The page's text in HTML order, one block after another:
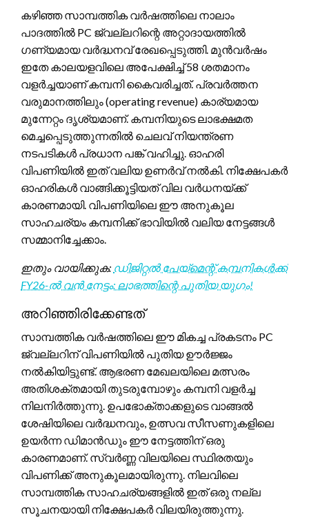
കഴിഞ്ഞ സാമ്പത്തിക വർഷത്തിലെ നാലാം
പാദത്തിൽ PC ജ്വല്ലറിന്റെ അറ്റാദായത്തിൽ
ഗണ്യമായ വർദ്ധനവ് രേഖപ്പെടുത്തി. മുൻവർഷം
ഇതേ കാലയളവിലെ അപേക്ഷിച്ച് 58 ശതമാനം
വളർച്ചയാണ് കമ്പനി കൈവരിച്ചത്. പ്രവർത്തന
വരുമാനത്തിലും (operating revenue) കാര്യമായ
മുന്നേറ്റം ദൃശ്യമാണ്. കമ്പനിയുടെ ലാഭക്ഷമത
മെച്ചപ്പെടുത്തുന്നതിൽ ചെലവ് നിയന്ത്രണ
നടപടികൾ പ്രധാന പങ്ക് വഹിച്ചു. ഓഹരി
വിപണിയിൽ ഇത് വലിയ ഉണർവ് നൽകി. നിക്ഷേപകർ
ഓഹരികൾ വാങ്ങിക്കൂട്ടിയത് വില വർധനയ്ക്ക്
കാരണമായി. വിപണിയിലെ ഈ അനുകൂല
സാഹചര്യം കമ്പനിക്ക് ഭാവിയിൽ വലിയ നേട്ടങ്ങൾ
സമ്മാനിച്ചേക്കാം.
ഇതും വായിക്കുക: ഡിജിറ്റൽ പേയ്മെന്റ് കമ്പനികൾക്ക്
FY26-ൽ വൻ നേട്ടം: ലാഭത്തിന്റെ പുതിയ യുഗം!
അറിഞ്ഞിരിക്കേണ്ടത്
സാമ്പത്തിക വർഷത്തിലെ ഈ മികച്ച പ്രകടനം PC
ജ്വല്ലറിന് വിപണിയിൽ പുതിയ ഊർജ്ജം
നൽകിയിട്ടുണ്ട്. ആഭരണ മേഖലയിലെ മത്സരം
അതിശക്തമായി തുടരുമ്പോഴും കമ്പനി വളർച്ച
നിലനിർത്തുന്നു. ഉപഭോക്താക്കളുടെ വാങ്ങൽ
ശേഷിയിലെ വർദ്ധനവും, ഉത്സവ സീസണുകളിലെ
ഉയർന്ന ഡിമാൻഡും ഈ നേട്ടത്തിന് ഒരു
കാരണമാണ്. സ്വർണ്ണ വിലയിലെ സ്ഥിരതയും
വിപണിക്ക് അനുകൂലമായിരുന്നു. നിലവിലെ
സാമ്പത്തിക സാഹചര്യങ്ങളിൽ ഇത് ഒരു നല്ല
സൂചനയായി നിക്ഷേപകർ വിലയിരുത്തുന്നു.